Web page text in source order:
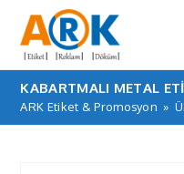
KABARTMALI METAL
ARK Etiket & Promosyon »